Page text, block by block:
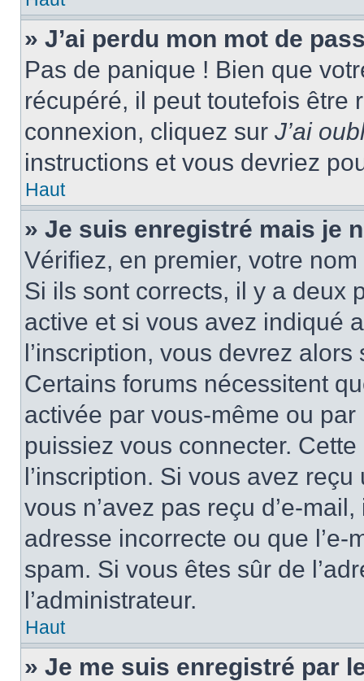
» J’ai perdu mon mot de
Pas de panique ! Bien que
récupéré, il peut toutefois être
connexion, cliquez sur J’ai
instructions et vous devriez
Haut
» Je suis enregistré mais je
Vérifiez, en premier, votre
Si ils sont corrects, il y a deux
active et si vous avez indiqué
l’inscription, vous devrez
Certains forums nécessitent
activée par vous-même ou
puissiez vous connecter.
l’inscription. Si vous avez
vous n’avez pas reçu d’e-
adresse incorrecte ou que
spam. Si vous êtes sûr de
l’administrateur.
Haut
» Je me suis enregistré par